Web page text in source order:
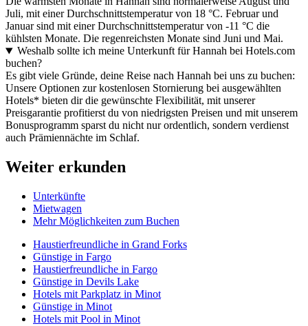
Juli, mit einer Durchschnittstemperatur von 18 °C. Februar und
Januar sind mit einer Durchschnittstemperatur von -11 °C die
kühlsten Monate. Die regenreichsten Monate sind Juni und Mai.
Weshalb sollte ich meine Unterkunft für Hannah bei Hotels.com
buchen?
Es gibt viele Gründe, deine Reise nach Hannah bei uns zu buchen:
Unsere Optionen zur kostenlosen Stornierung bei ausgewählten
Hotels* bieten dir die gewünschte Flexibilität, mit unserer
Preisgarantie profitierst du von niedrigsten Preisen und mit unserem
Bonusprogramm sparst du nicht nur ordentlich, sondern verdienst
auch Prämiennächte im Schlaf.
Weiter erkunden
Unterkünfte
Mietwagen
Mehr Möglichkeiten zum Buchen
Haustierfreundliche in Grand Forks
Günstige in Fargo
Haustierfreundliche in Fargo
Günstige in Devils Lake
Hotels mit Parkplatz in Minot
Günstige in Minot
Hotels mit Pool in Minot